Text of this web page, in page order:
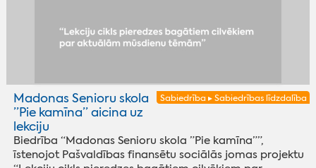
Sabiedrība ▸ Sabiedrības līdzdalība
Madonas Senioru skola
”Pie kamīna” aicina uz
lekciju
Biedrība “Madonas Senioru skola ”Pie kamīna””,
īstenojot Pašvaldības finansētu sociālās jomas projektu